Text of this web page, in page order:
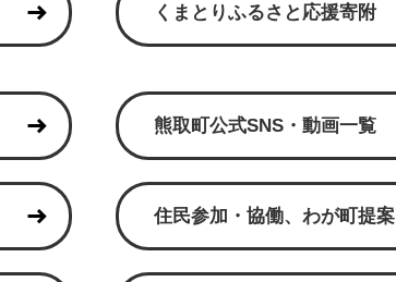
くまとりふるさと応援寄附
熊取町公式SNS・動画一覧
住民参加・協働、わが町提案